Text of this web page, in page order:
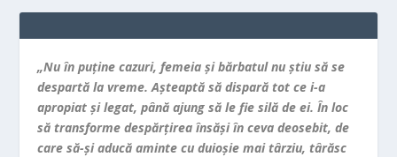
„Nu în puţine cazuri, femeia şi bărbatul nu ştiu să se
despartă la vreme. Aşteaptă să dispară tot ce i-a
apropiat şi legat, până ajung să le fie silă de ei. În loc
să transforme despărţirea însăşi în ceva deosebit, de
care să-şi aducă aminte cu duioşie mai târziu, târăsc